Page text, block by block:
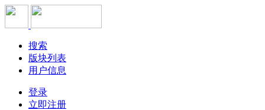
搜索
版块列表
用户信息
登录
立即注册